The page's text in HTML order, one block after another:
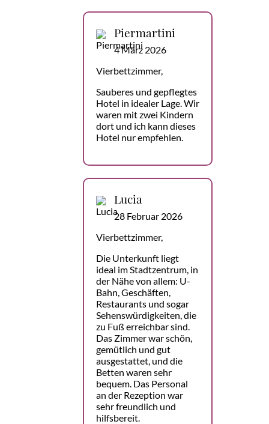
Piermartini
4 März 2026
Vierbettzimmer,
Sauberes und gepflegtes
Hotel in idealer Lage. Wir
waren mit zwei Kindern
dort und ich kann dieses
Hotel nur empfehlen.
Lucia
28 Februar 2026
Vierbettzimmer,
Die Unterkunft liegt
ideal im Stadtzentrum, in
der Nähe von allem: U-
Bahn, Geschäften,
Restaurants und sogar
Sehenswürdigkeiten, die
zu Fuß erreichbar sind.
Das Zimmer war schön,
gemütlich und gut
ausgestattet, und die
Betten waren sehr
bequem. Das Personal
an der Rezeption war
sehr freundlich und
hilfsbereit.